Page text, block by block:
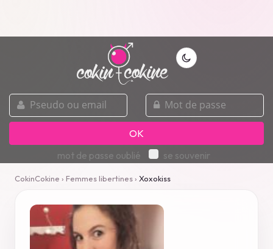
pseudo
ou
email
mot
de
passe
OK
mot de passe oublié
se souvenir
CokinCokine › Femmes libertines› Xoxokiss